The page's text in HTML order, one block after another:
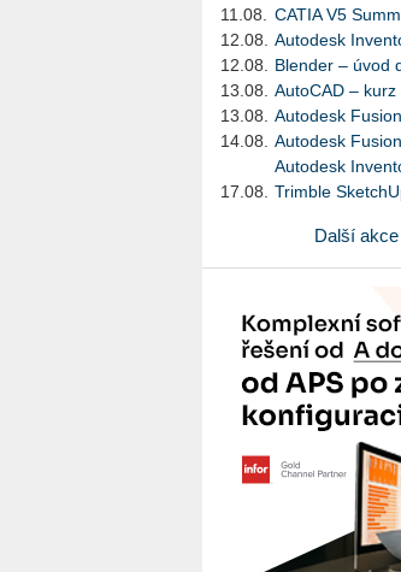
11.08.
CATIA V5
12.08.
Autodesk
12.08.
Blender – úvod
13.08.
AutoCAD –
13.08.
Autodesk
14.08.
Autodesk
Autodesk
17.08.
Trimble
Další